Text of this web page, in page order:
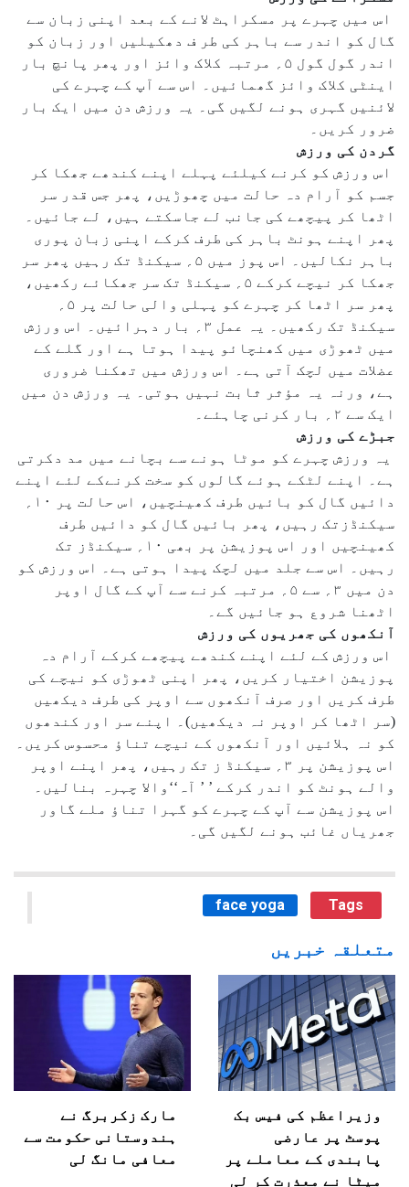
اس میں چہرے پر مسکراہٹ لانے کے بعد اپنی زبان سے
گال کو اندر سے باہر کی طر ف دھکیلیں اور زبان کو
اندر گول گول ۵؍ مرتبہ کلاک وائز اور پھر پانچ بار
اینٹی کلاک وائز گھمائیں۔ اس سے آپ کے چہرے کی
لائنیں گہری ہونے لگیں گی۔ یہ ورزش دن میں ایک بار
ضرور کریں۔
گردن کی ورزش
اس ورزش کو کرنے کیلئے پہلے اپنے کندھے جھکا کر
جسم کو آرام دہ حالت میں چھوڑیں، پھر جس قدر سر
اٹھا کر پیچھے کی جانب لے جاسکتے ہیں، لے جائیں۔
پھر اپنے ہونٹ باہر کی طرف کرکے اپنی زبان پوری
باہر نکالیں۔ اس پوز میں ۵؍ سیکنڈ تک رہیں پھر سر
جھکا کر نیچے کرکے ۵؍ سیکنڈ تک سر جھکائے رکھیں،
سیکنڈ تک رکھیں۔ یہ عمل ۳؍ بار دہرائیں۔ اس ورزش
میں ٹھوڑی میں کھنچائو پیدا ہوتا ہے اور گلے کے
عضلات میں لچک آتی ہے۔ اس ورزش میں تھکنا ضروری
ہے، ورنہ یہ مؤثر ثابت نہیں ہوتی۔ یہ ورزش دن میں
ایک سے ۲؍ بار کرنی چاہئے۔
جبڑے کی ورزش
یہ ورزش چہرے کو موٹا ہونے سے بچانے میں مد دکرتی
ہے۔ اپنے لٹکے ہوئے گالوں کو سخت کرنےکے لئے اپنے
سیکنڈزتک رہیں، پھر بائیں گال کو دائیں طرف
کھینچیں اور اس پوزیشن پر بھی ۱۰؍ سیکنڈز تک
رہیں۔ اس سے جلد میں لچک پیدا ہوتی ہے۔ اس ورزش کو
دن میں ۳؍ سے ۵؍ مرتبہ کرنے سے آپ کے گال اوپر
اٹھنا شروع ہو جائیں گے۔
آنکھوں کی جھریوں کی ورزش
اس ورزش کے لئے اپنے کندھے پیچھے کرکے آرام دہ
پوزیشن اختیار کریں، پھر اپنی ٹھوڑی کو نیچے کی
طرف کریں اور صرف آنکھوں سے اوپر کی طرف دیکھیں
(سر اٹھا کر اوپر نہ دیکھیں)۔ اپنے سر اور کندھوں
کو نہ ہلائیں اور آنکھوں کے نیچے تناؤ محسوس کریں۔
اس پوزیشن پر ۳؍ سیکنڈ ز تک رہیں، پھر اپنے اوپر
والے ہونٹ کو اندر کرکے ’ ’ آہ‘‘والا چہرہ بنالیں۔
اس پوزیشن سے آپ کے چہرے کو گہرا تناؤ ملے گاور
جھریاں غائب ہونے لگیں گی۔
face yoga Tags
متعلقہ خبریں
وزیراعظم کی فیس بک
پوسٹ پر عارضی
پابندی کے معاملے پر
میٹا نے معذرت کر لی
مارک زکربرگ نے
ہندوستانی حکومت سے
معافی مانگ لی